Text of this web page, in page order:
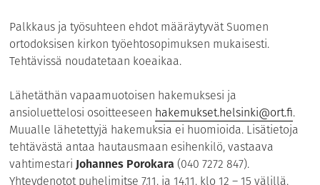
Palkkaus ja työsuhteen ehdot määräytyvät Suomen
ortodoksisen kirkon työehtosopimuksen mukaisesti.
Tehtävissä noudatetaan koeaikaa.
Lähetäthän vapaamuotoisen hakemuksesi ja
ansioluettelosi osoitteeseen hakemukset.helsinki@ort.fi.
Muualle lähetettyjä hakemuksia ei huomioida. Lisätietoja
tehtävästä antaa hautausmaan esihenkilö, vastaava
vahtimestariJohannes Porokara (040 7272 847).
Yhteydenotot puhelimitse 7.11. ja 14.11. klo 12 – 15 välillä.